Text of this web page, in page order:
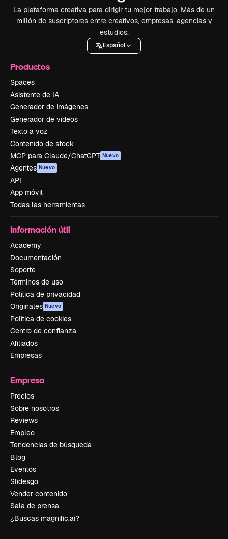
La plataforma creativa para dirigir tu mejor trabajo. Más de un
millón de suscriptores entre creativos, empresas, agencias y
estudios.
Español
Productos
Spaces
Asistente de IA
Generador de imágenes
Generador de vídeos
Texto a voz
Contenido de stock
MCP para Claude/ChatGPT Nuevo
Agentes Nuevo
API
App móvil
Todas las herramientas
Información útil
Academy
Documentación
Soporte
Términos de uso
Política de privacidad
Originales Nuevo
Política de cookies
Centro de confianza
Afiliados
Empresas
Empresa
Precios
Sobre nosotros
Reviews
Empleo
Tendencias de búsqueda
Blog
Eventos
Slidesgo
Vender contenido
Sala de prensa
¿Buscas magnific.ai?